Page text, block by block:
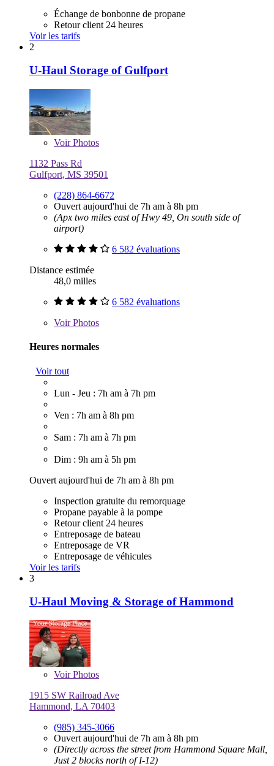
Échange de bonbonne de propane
Retour client 24 heures
Voir les tarifs
2
U-Haul Storage of Gulfport
VoirPhotos
1132 Pass Rd
Gulfport, MS 39501
(228) 864-6672
Ouvert aujourd'hui de 7h am à 8h pm
(Apx two miles east of Hwy 49, On south side of
airport)
6 582 évaluations
Distance estimée
48,0 milles
6 582 évaluations
VoirPhotos
Heures normales
Voir tout
Lun - Jeu : 7h am à 7h pm
Ven : 7h am à 8h pm
Sam : 7h am à 7h pm
Dim : 9h am à 5h pm
Ouvert aujourd'hui de 7h am à 8h pm
Inspection gratuite du remorquage
Propane payable à la pompe
Retour client 24 heures
Entreposage de bateau
Entreposage de VR
Entreposage de véhicules
Voir les tarifs
3
U-Haul Moving & Storage of Hammond
VoirPhotos
1915 SW Railroad Ave
Hammond, LA 70403
(985) 345-3066
Ouvert aujourd'hui de 7h am à 8h pm
(Directly across the street from Hammond Square Mall,
Just 2 blocks north of I-12)